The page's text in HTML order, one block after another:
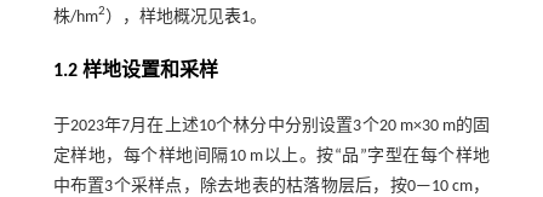
株/hm2），样地概况见表1。
1.2 样地设置和采样
于2023年7月在上述10个林分中分别设置3个20 m×30 m的固
定样地，每个样地间隔10 m以上。按“品”字型在每个样地
中布置3个采样点，除去地表的枯落物层后，按0—10 cm，